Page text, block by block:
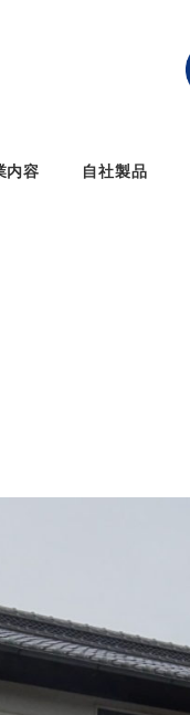
内容 自社製品